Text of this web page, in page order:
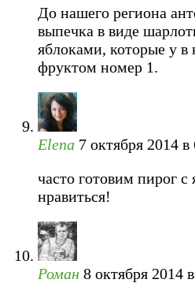
До нашего региона
выпечка в виде
яблоками, которые у
фруктом номер 1.
Elena 7 октября 2014 в
часто готовим пирог
нравиться!
Роман 8 октября 2014